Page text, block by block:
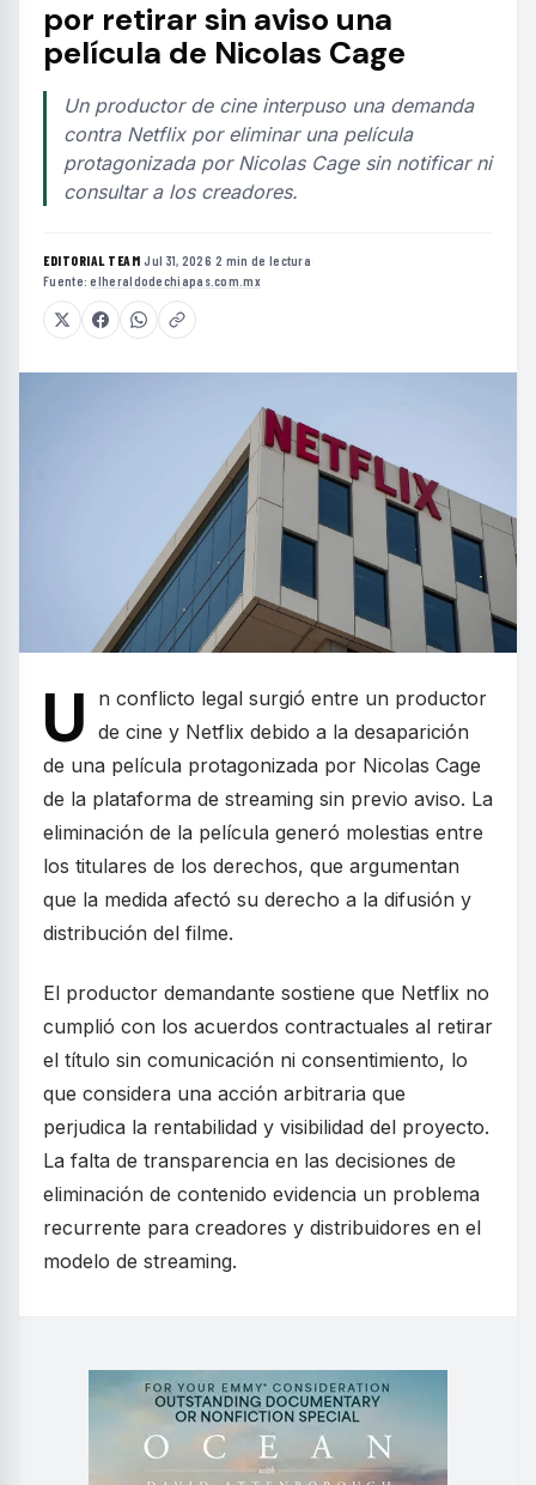
por retirar sin aviso una
película de Nicolas Cage
Un productor de cine interpuso una demanda
contra Netflix por eliminar una película
protagonizada por Nicolas Cage sin notificar ni
consultar a los creadores.
EDITORIAL TEAM·Jul 31, 2026·2 min de lectura·
Fuente:elheraldodechiapas.com.mx
U
n conflicto legal surgió entre un productor
de cine y Netflix debido a la desaparición
de una película protagonizada por Nicolas Cage
de la plataforma de streaming sin previo aviso. La
eliminación de la película generó molestias entre
los titulares de los derechos, que argumentan
que la medida afectó su derecho a la difusión y
distribución del filme.
El productor demandante sostiene que Netflix no
cumplió con los acuerdos contractuales al retirar
el título sin comunicación ni consentimiento, lo
que considera una acción arbitraria que
perjudica la rentabilidad y visibilidad del proyecto.
La falta de transparencia en las decisiones de
eliminación de contenido evidencia un problema
recurrente para creadores y distribuidores en el
modelo de streaming.